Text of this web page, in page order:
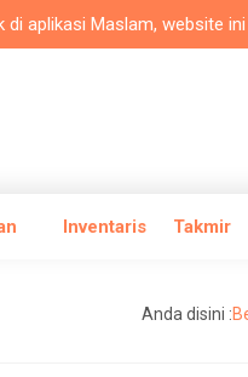
Maslam, website ini
Inventaris Takmir
Anda disini :